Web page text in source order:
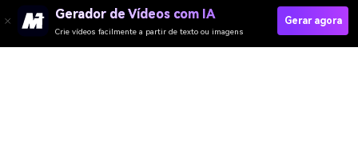
Gerador de Vídeos com IA
Crie vídeos facilmente a partir de texto ou imagens
Gerar agora